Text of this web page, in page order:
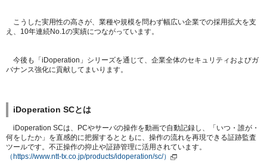
こうした実用性の高さが、業種や規模を問わず幅広い企業での採用拡大を支
え、10年連続No.1の実績につながっています。
今後も「iDoperation」シリーズを通じて、企業全体のセキュリティおよびガ
バナンス強化に貢献してまいります。
iDoperation SCとは
iDoperation SCは、PCやサーバの操作を動画で自動記録し、「いつ・誰が・
何をしたか」を直感的に把握するとともに、操作の流れを再現できる証跡監査
ツールです。不正操作の抑止や証跡管理に活用されています。
（https://www.ntt-tx.co.jp/products/idoperation/sc/）